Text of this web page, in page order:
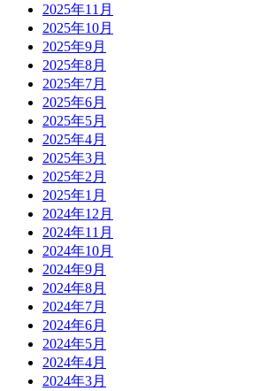
2025年11月
2025年10月
2025年9月
2025年8月
2025年7月
2025年6月
2025年5月
2025年4月
2025年3月
2025年2月
2025年1月
2024年12月
2024年11月
2024年10月
2024年9月
2024年8月
2024年7月
2024年6月
2024年5月
2024年4月
2024年3月